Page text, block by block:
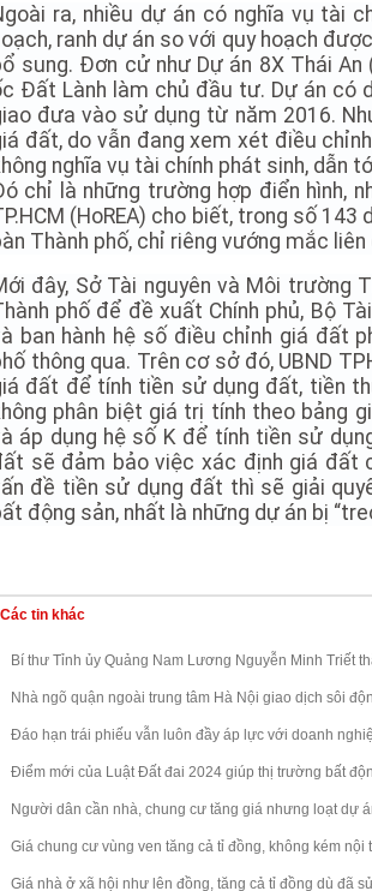
ra, nhiều dự án có nghĩa vụ tài
ranh dự án so với quy hoạch
sung. Đơn cử như Dự án 8X Thái
Đất Lành làm chủ đầu tư. Dự án có
đưa vào sử dụng từ năm 2016.
đất, do vẫn đang xem xét điều
nghĩa vụ tài chính phát sinh, dẫn
chỉ là những trường hợp điển hình,
(HoREA) cho biết, trong số
Thành phố, chỉ riêng vướng mắc
đây, Sở Tài nguyên và Môi trường
phố để đề xuất Chính phủ, Bộ
ban hành hệ số điều chỉnh giá đất
thông qua. Trên cơ sở đó, UBND
đất để tính tiền sử dụng đất, tiền
phân biệt giá trị tính theo bảng
áp dụng hệ số K để tính tiền sử
sẽ đảm bảo việc xác định giá đất
đề tiền sử dụng đất thì sẽ giải
động sản, nhất là những dự án bị
Các tin khác
Bí thư Tỉnh ủy Quảng Nam Lương Nguyễn Minh Triết
Nhà ngõ quận ngoài trung tâm Hà Nội giao dịch sôi
Đáo hạn trái phiếu vẫn luôn đầy áp lực với doanh
Điểm mới của Luật Đất đai 2024 giúp thị trường bất
Người dân cần nhà, chung cư tăng giá nhưng loạt dự
Giá chung cư vùng ven tăng cả tỉ đồng, không kém nội
Giá nhà ở xã hội như lên đồng, tăng cả tỉ đồng dù đã